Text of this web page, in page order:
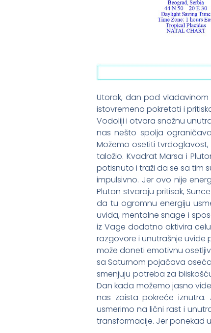
Utorak, dan pod vladavinom
istovremeno pokretati i
Vodoliji i otvara snažnu
nas nešto spolja
Možemo osetiti
taložio. Kvadrat Marsa i
potisnuto i traži da se sa tim
impulsivno. Jer ovo nije
Pluton stvaraju pritisak,
da tu ogromnu energiju
uvida, mentalne snage i
iz Vage dodatno aktivira
razgovore i unutrašnje uvide
može doneti emotivnu
sa Saturnom pojačava
smenjuju potreba za
Dan kada možemo jasno
nas zaista pokreće
usmerimo na lični rast i
transformacije. Jer ponekad